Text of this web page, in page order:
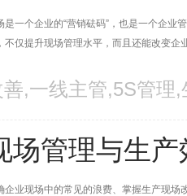
是一个企业的“营销砝码”，也是一个企业
不仅提升现场管理水平，而且还能改变企
,一线主管,5S管理
场管理与生产
企业现场中的常见的浪费、掌握生产现场